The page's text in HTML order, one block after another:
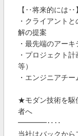
【‥将来的には‥】
・クライアント
解の提案
・最先端のアー
・プロジェクト
等）
・エンジニアチ
★モダン技術を駆
者へ
━━━━‥‥
当社はバックか